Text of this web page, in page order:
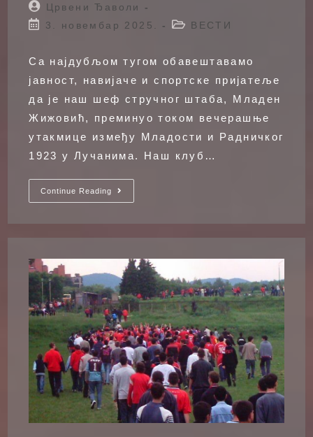
Post
author:
Црвени Ђаволи
Post3. новембар 2025.
PostВЕСТИ
Са најдубљом тугом обавештавамо
јавност, навијаче и спортске пријатеље
да је наш шеф стручног штаба, Младен
Жижовић, преминуо током вечерашње
утакмице између Младости и Радничког
1923 у Лучанима. Наш клуб…
Continue Reading
Младен
Жижовић